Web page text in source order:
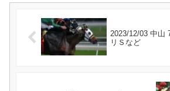
2023/12/03 中山
リＳなど